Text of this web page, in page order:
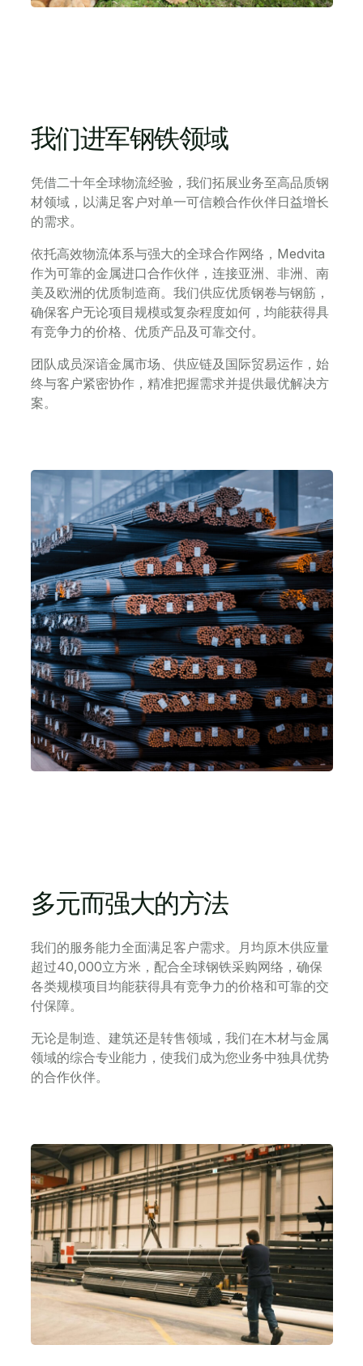
我们进军钢铁领域
凭借二十年全球物流经验，我们拓展业务至高品质钢
材领域，以满足客户对单一可信赖合作伙伴日益增长
的需求。
依托高效物流体系与强大的全球合作网络，Medvita
作为可靠的金属进口合作伙伴，连接亚洲、非洲、南
美及欧洲的优质制造商。我们供应优质钢卷与钢筋，
确保客户无论项目规模或复杂程度如何，均能获得具
有竞争力的价格、优质产品及可靠交付。
团队成员深谙金属市场、供应链及国际贸易运作，始
终与客户紧密协作，精准把握需求并提供最优解决方
案。
多元而强大的方法
我们的服务能力全面满足客户需求。月均原木供应量
超过40,000立方米，配合全球钢铁采购网络，确保
各类规模项目均能获得具有竞争力的价格和可靠的交
付保障。
无论是制造、建筑还是转售领域，我们在木材与金属
领域的综合专业能力，使我们成为您业务中独具优势
的合作伙伴。